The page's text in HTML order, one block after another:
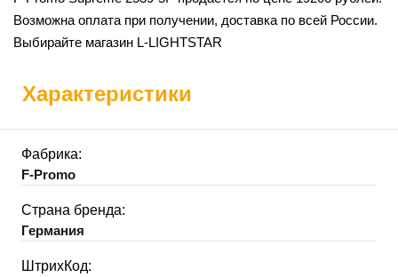
Возможна оплата при получении, доставка по всей России.
Выбирайте магазин L-LIGHTSTAR
Характеристики
Фабрика:
F-Promo
Страна бренда:
Германия
ШтрихКод: